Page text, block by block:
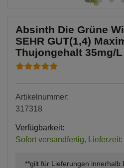
Absinth Die Grüne
SEHR GUT(1,4)
Thujongehalt 35mg/L
Artikelnummer:
317318
Verfügbarkeit:
Sofort versandfertig,
**gilt für Lieferungen innerhalb